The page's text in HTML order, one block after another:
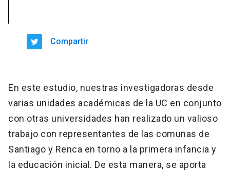
Compartir
En este estudio, nuestras investigadoras desde
varias unidades académicas de la UC en conjunto
con otras universidades han realizado un valioso
trabajo con representantes de las comunas de
Santiago y Renca en torno a la primera infancia y
la educación inicial. De esta manera, se aporta